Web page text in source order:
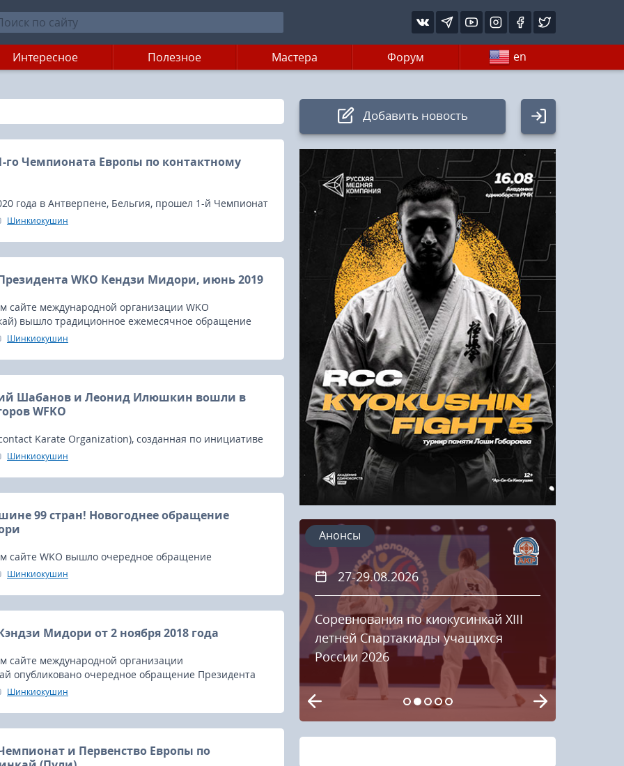
Интересное Полезное Мастера Форум en
го Чемпионата Европы по контактному
года в Антверпене, Бельгия, прошел 1-й Чемпионат
каратэ (The 1st European Fullcontact Karate
Шинкиокушин
WKO Кендзи Мидори, июнь 2019
сайте международной организации WKO
вышло традиционное ежемесячное обращение
Кендзи Мидори.
Шинкиокушин
Шабанов и Леонид Илюшкин вошли в
WFKO
Karate Organization), созданная по инициативе
2013 году, набрала силу - объединив большинство
Шинкиокушин
99 стран! Новогоднее обращение
сайте WKO вышло очередное обращение
Кендзи Мидори.
Шинкиокушин
Мидори от 2 ноября 2018 года
сайте международной организации
опубликовано очередное обращение Президента
Шинкиокушин
и Первенство Европы по
Добавить новость
Авторизация
Логин:
Пароль
Войти
Напомнить пароль
Регистрация
16.08.2026 27-29.08.2026
Соревнования по киокусинкай XIII
летней Спартакиады учащихся
России 2026
Анонсы